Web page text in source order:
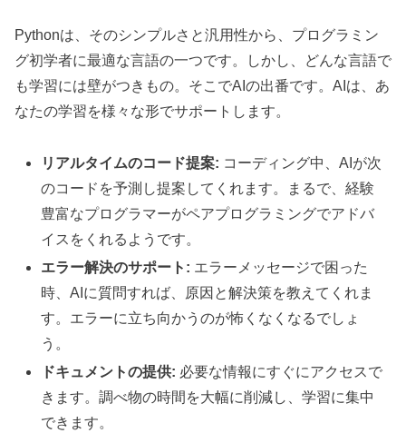
Pythonは、そのシンプルさと汎用性から、プログラミン
グ初学者に最適な言語の一つです。しかし、どんな言語で
も学習には壁がつきもの。そこでAIの出番です。AIは、あ
なたの学習を様々な形でサポートします。
リアルタイムのコード提案: コーディング中、AIが次
のコードを予測し提案してくれます。まるで、経験
豊富なプログラマーがペアプログラミングでアドバ
イスをくれるようです。
エラー解決のサポート: エラーメッセージで困った
時、AIに質問すれば、原因と解決策を教えてくれま
す。エラーに立ち向かうのが怖くなくなるでしょ
う。
ドキュメントの提供: 必要な情報にすぐにアクセスで
きます。調べ物の時間を大幅に削減し、学習に集中
できます。